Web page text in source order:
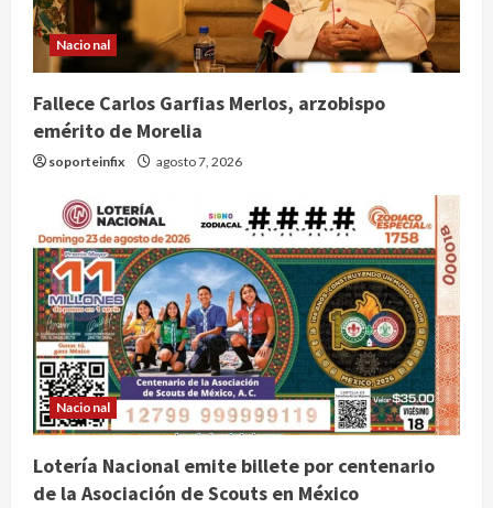
Nacional
Fallece Carlos Garfias Merlos, arzobispo
emérito de Morelia
soporteinfix agosto 7, 2026
Nacional
Lotería Nacional emite billete por centenario
de la Asociación de Scouts en México